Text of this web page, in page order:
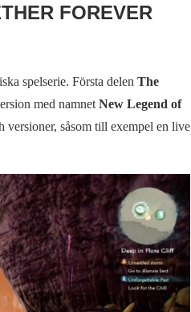
FOREVER
spelserie. Första delen The
med namnet New Legend of
versioner, såsom till exempel en live